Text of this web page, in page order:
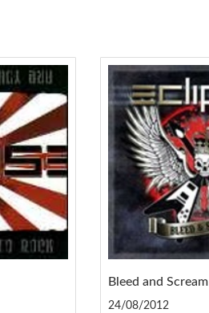
Bleed and Scream
24/08/2012